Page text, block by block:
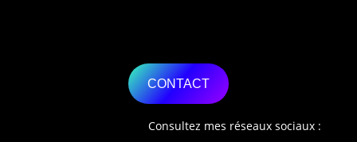
CONTACT
Consultez mes réseaux sociaux :